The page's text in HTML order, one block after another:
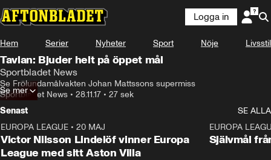
Logga in
Hem Serier Nyheter Sport Nöje Livsstil
Tavlan: Bjuder helt på öppet mål
Sportbladet News
Se Frölundamålvakten Johan Mattssons supermiss
Sportbladet News • 28.11.17 • 27 sek
Se mer
Senast
SE ALLA
EUROPA LEAGUE • 20 MAJ
Victor Nilsson Lindelöf vinner Europa
League med sitt Aston Villa
EUROPA
Självmål